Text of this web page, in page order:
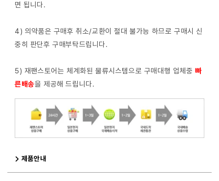
면 됩니다.
4) 의약품은 구매후 취소/교환이 절대 불가능 하므로 구매시 신
중히 판단후 구매부탁드립니다.
5) 재팬스토어는 체계화된 물류시스템으로 구매대행 업체중빠
른배송을 제공해 드립니다.
제품안내